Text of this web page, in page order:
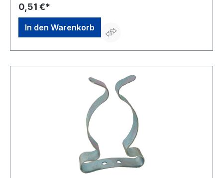
0,51 €*
In den Warenkorb